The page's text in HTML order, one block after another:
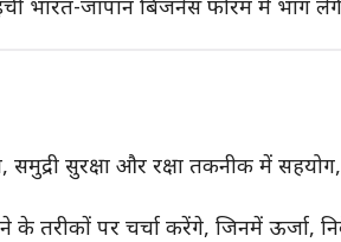
भारत-जापान बिजनेस फोरम में भाग
सुरक्षा और रक्षा तकनीक में
तरीकों पर चर्चा करेंगे, जिनमें ऊर्जा,